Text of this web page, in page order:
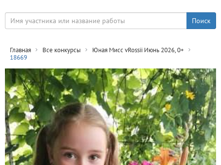
Главная Все конкурсы
Юная Мисс vRossii Июнь 2026, 0+
18669